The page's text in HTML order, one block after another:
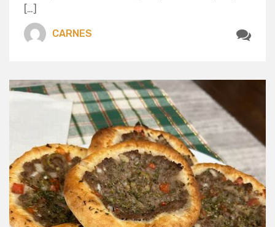
[…]
CARNES